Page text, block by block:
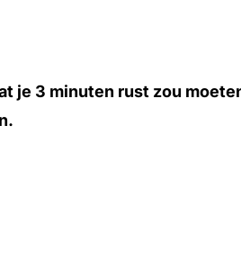
je 3 minuten rust zou